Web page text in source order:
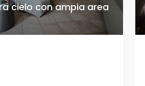
cielo con ampia area